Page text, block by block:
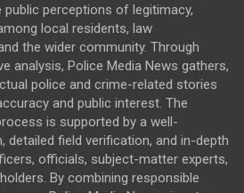
perceptions of legitimacy,
local residents, law
the wider community. Through
analysis, Police Media News gathers,
police and crime-related stories
and public interest. The
is supported by a well-
detailed field verification, and in-depth
officials, subject-matter experts,
By combining responsible